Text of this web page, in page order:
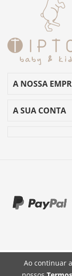
Ao continuar
A NOSSA
A SUA CONTA